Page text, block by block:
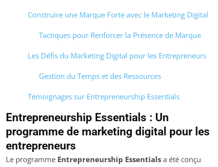
Construire une Marque Forte avec le Marketing Digital
Tactiques pour Renforcer la Présence de Marque
Les Défis du Marketing Digital pour les Entrepreneurs
Gestion du Temps et des Ressources
Témoignages sur Entrepreneurship Essentials
Entrepreneurship Essentials : Un
programme de marketing digital pour les
entrepreneurs
Le programme Entrepreneurship Essentials a été conçu